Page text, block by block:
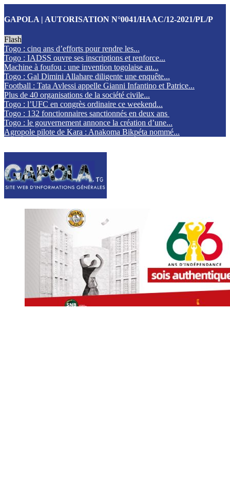
GAPOLA | AUTORISATION N°0041/HAAC/12-2021/PL/P
Flash
Togo : cinq ans d’efforts pour rendre les...
Togo : IADSS ouvre ses inscriptions et renforce...
Machine à foufou : une invention togolaise au...
Togo : Gal Dimini Allahare diligente une enquête...
Football : Tata Avlessi appelle Gianni Infantino et Patrice...
Plus de 40 organisations de la société civile...
Togo : l’UFC en congrès ordinaire ce weekend...
Togo : 132 fonctionnaires sanctionnés en deux ans
Togo : le gouvernement annonce la création d’une...
Agropole pilote de Kara : Anakoma Bikpéta nommé...